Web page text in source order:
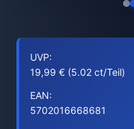
UVP:
19,99 € (5.02 ct/Teil)
EAN:
5702016668681